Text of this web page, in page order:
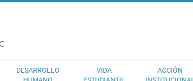
DESARROLLO
VIDA
ACCIÓN